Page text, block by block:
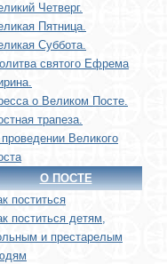
Четверг.
Пятница.
Суббота.
святого Ефрема
о Великом Посте.
трапеза.
Великого
О ПОСТЕ
поститься
поститься детям,
и престарелым